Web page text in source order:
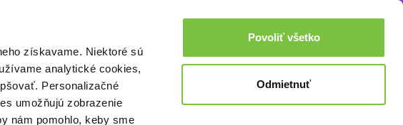
získavame. Niektoré sú
analytické cookies,
Personalizačné
umožňujú zobrazenie
nám pomohlo, keby sme
Povoliť všetko
Odmietnuť
Prihlásenie 0,00€
Akcie a zľavy
(e-kniha)